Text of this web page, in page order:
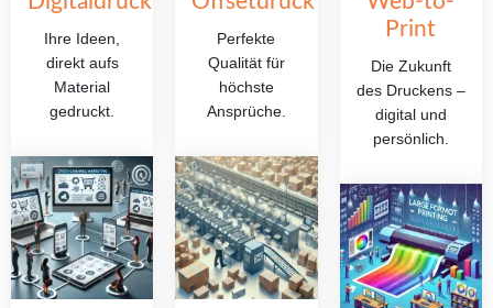
Ihre Ideen,
direkt aufs
Material
gedruckt.
Perfekte
Qualität für
höchste
Ansprüche.
Print
Die Zukunft
des Druckens –
digital und
persönlich.